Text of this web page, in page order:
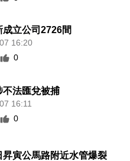
成立公司2726間
16:20
0
不法匯兌被捕
16:11
0
昇寅公馬路附近水管爆裂